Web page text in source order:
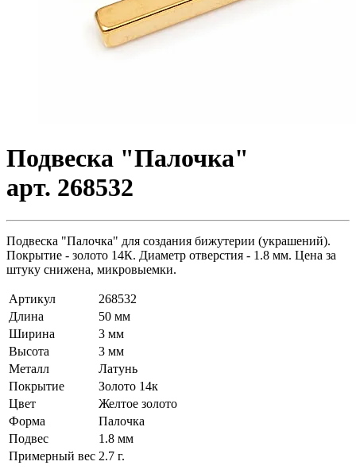
Подвеска "Палочка"
арт. 268532
Подвеска "Палочка" для создания бижутерии (украшений).
Покрытие - золото 14К. Диаметр отверстия - 1.8 мм. Цена за
штуку снижена, микровыемки.
Артикул
268532
Длина
50 мм
Ширина
3 мм
Высота
3 мм
Металл
Латунь
Покрытие
Золото 14к
Цвет
Желтое золото
Форма
Палочка
Подвес
1.8 мм
Примерный вес 2.7 г.